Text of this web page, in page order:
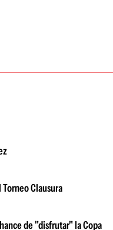
Clausura
de "disfrutar" la Copa